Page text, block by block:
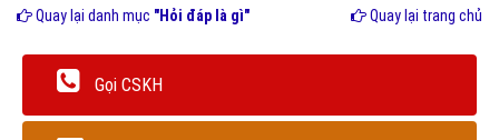
Quay lại danh mục "Hỏi đáp là gì" Quay lại trang chủ
Gọi CSKH